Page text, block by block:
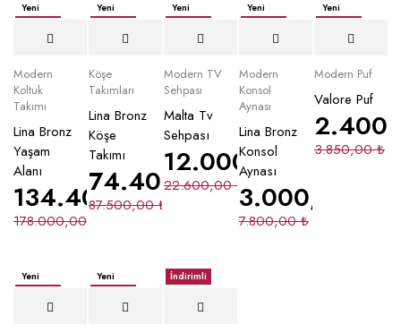
Yeni
Modern
Koltuk
Takımı
Lina Bronz
Yaşam
Alanı
178.000,00
134.400,00₺
Yeni
Köşe
Takımları
Lina Bronz
Köşe
Takımı
87.500,00₺
74.400,00₺
Yeni
Modern TV
Sehpası
Malta Tv
Sehpası
22.600,00₺
12.000,00
Yeni
Modern
Konsol
Aynası
Lina Bronz
Konsol
Aynası
7.800,00₺
3.000,00
Yeni
Modern Puf
Valore Puf
3.850,00₺
Yeni
Yeni
İndirimli